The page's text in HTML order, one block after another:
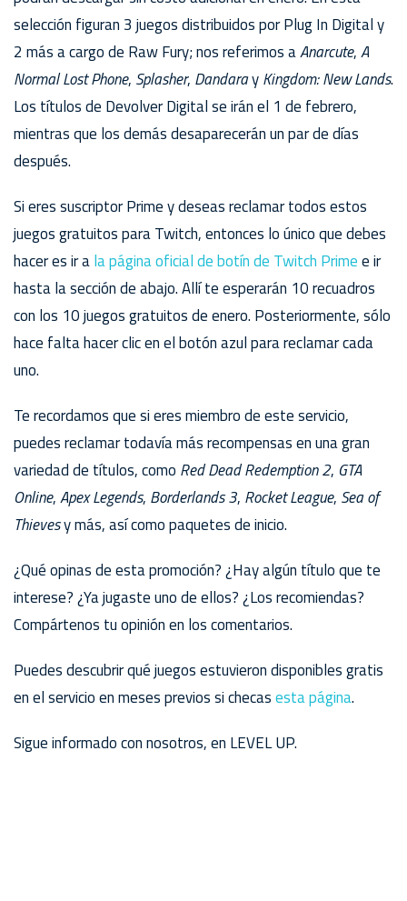
selección figuran 3 juegos distribuidos por Plug In Digital y
2 más a cargo de Raw Fury; nos referimos aAnarcute,A
Normal Lost Phone, Splasher, DandarayKingdom: New Lands.
Los títulos de Devolver Digital se irán el 1 de febrero,
mientras que los demás desaparecerán un par de días
después.
Si eres suscriptor Prime y deseas reclamar todos estos
juegos gratuitos para Twitch, entonces lo único que debes
hacer es ir ala página oficial de botín de Twitch Primee ir
hasta la sección de abajo. Allí te esperarán 10 recuadros
con los 10 juegos gratuitos de enero. Posteriormente, sólo
hace falta hacer clic en el botón azul para reclamar cada
uno.
Te recordamos que si eres miembro de este servicio,
puedes reclamar todavía más recompensas en una gran
variedad de títulos, como Red Dead Redemption 2, GTA
Online,Apex Legends, Borderlands 3, Rocket League, Sea of
Thievesy más, así como paquetes de inicio.
¿Qué opinas de esta promoción? ¿Hay algún título que te
interese? ¿Ya jugaste uno de ellos? ¿Los recomiendas?
Compártenos tu opinión en los comentarios.
Puedes descubrir qué juegos estuvieron disponibles gratis
en el servicio en meses previos si checasesta página.
Sigue informado con nosotros, en LEVEL UP.